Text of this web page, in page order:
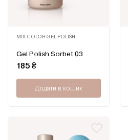
MIX COLOR GEL POLISH
Оцінено
в
0
з
Gel Polish Sorbet 03
185₴
Додати в кошик